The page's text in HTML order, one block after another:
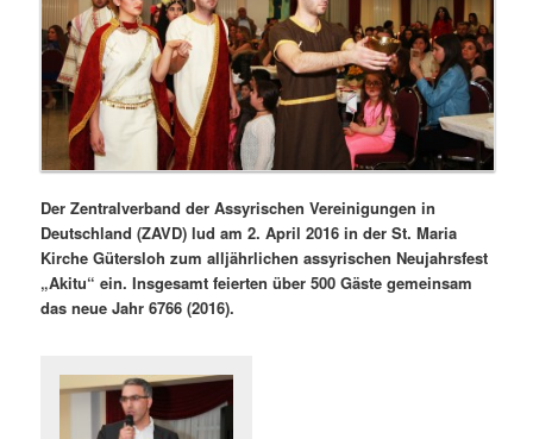
Der Zentralverband der Assyrischen Vereinigungen in
Deutschland (ZAVD) lud am 2. April 2016 in der St. Maria
Kirche Gütersloh zum alljährlichen assyrischen Neujahrsfest
„Akitu“ ein. Insgesamt feierten über 500 Gäste gemeinsam
das neue Jahr 6766 (2016).